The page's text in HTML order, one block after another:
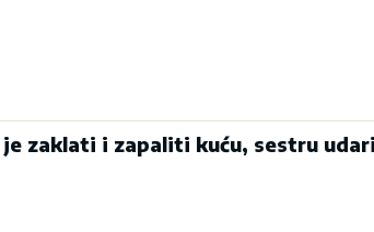
zaklati i zapaliti kuću, sestru